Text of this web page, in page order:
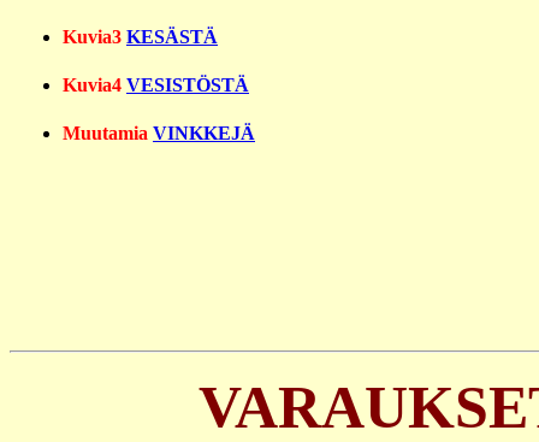
Kuvia3 KESÄSTÄ
Kuvia4 VESISTÖSTÄ
Muutamia VINKKEJÄ